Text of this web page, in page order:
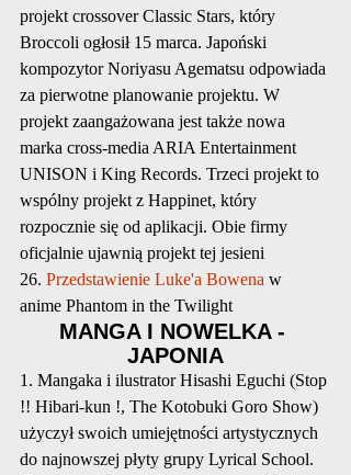
projekt crossover Classic Stars, który
Broccoli ogłosił 15 marca. Japoński
kompozytor Noriyasu Agematsu odpowiada
za pierwotne planowanie projektu. W
projekt zaangażowana jest także nowa
marka cross-media ARIA Entertainment
UNISON i King Records. Trzeci projekt to
wspólny projekt z Happinet, który
rozpocznie się od aplikacji. Obie firmy
oficjalnie ujawnią projekt tej jesieni
26. Przedstawienie Luke'a Bowena w
anime Phantom in the Twilight
MANGA I NOWELKA -
JAPONIA
1. Mangaka i ilustrator Hisashi Eguchi (Stop
!! Hibari-kun !, The Kotobuki Goro Show)
użyczył swoich umiejętności artystycznych
do najnowszej płyty grupy Lyrical School.